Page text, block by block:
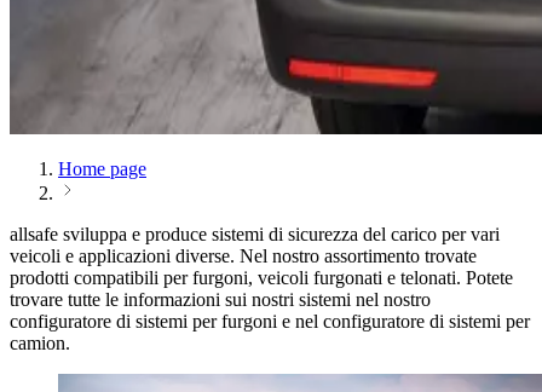
Home page
allsafe sviluppa e produce sistemi di sicurezza del carico per vari
veicoli e applicazioni diverse. Nel nostro assortimento trovate
prodotti compatibili per furgoni, veicoli furgonati e telonati. Potete
trovare tutte le informazioni sui nostri sistemi nel nostro
configuratore di sistemi per furgoni e nel configuratore di sistemi per
camion.